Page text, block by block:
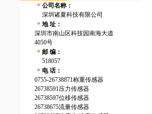
公司名称：
深圳诸夏科技有限公司
地 址：
深圳市南山区科技园南海大道
4050号
邮 编：
518057
电 话：
0755-26738871称重传感器
26738591压力传感器
26738597位移传感器
26738675流量传感器